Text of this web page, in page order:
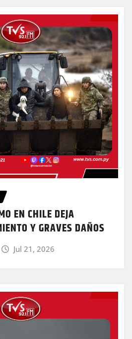
EN CHILE DEJA
Y GRAVES DAÑOS
Jul 21, 2026